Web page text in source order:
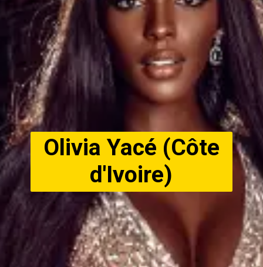
Olivia Yacé (Côte
d'Ivoire)